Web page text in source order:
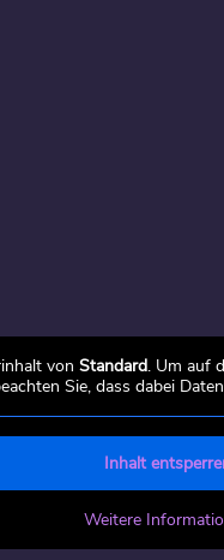
von Standard. Um auf
Sie, dass dabei
Inhalt
Weitere